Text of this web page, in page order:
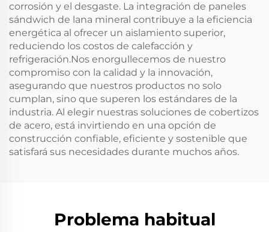
corrosión y el desgaste. La integración de paneles
sándwich de lana mineral contribuye a la eficiencia
energética al ofrecer un aislamiento superior,
reduciendo los costos de calefacción y
refrigeración.Nos enorgullecemos de nuestro
compromiso con la calidad y la innovación,
asegurando que nuestros productos no solo
cumplan, sino que superen los estándares de la
industria. Al elegir nuestras soluciones de cobertizos
de acero, está invirtiendo en una opción de
construcción confiable, eficiente y sostenible que
satisfará sus necesidades durante muchos años.
Problema habitual